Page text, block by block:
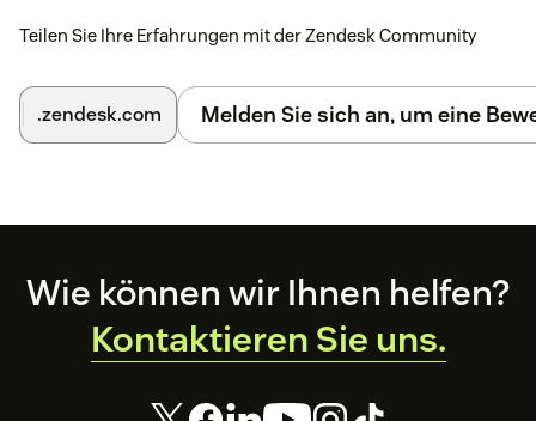
Now, click on the Connect button
That's it. You have now integrated featureOS with Zendesk.
Teilen Sie Ihre Erfahrungen mit der Zendesk Community
.zendesk.com Melden Sie sich an, um eine
Footer
Wie können wir Ihnen helfen?
Kontaktieren Sie uns.